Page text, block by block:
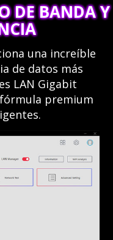
DE BANDA Y
una increíble
de datos más
LAN Gigabit
premium